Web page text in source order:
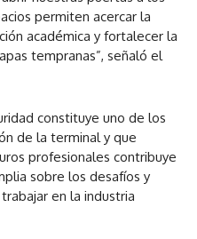
permiten acercar la
académica y fortalecer la
tempranas”, señaló el
constituye uno de los
de la terminal y que
profesionales contribuye
sobre los desafíos y
en la industria